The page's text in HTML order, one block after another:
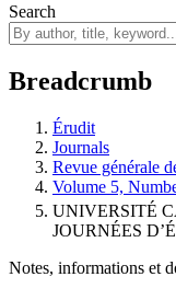
Search
Breadcrumb
Érudit
Journals
Revue générale
Volume 5,
UNIVERSITÉ
JOURNÉES
Notes, informations et